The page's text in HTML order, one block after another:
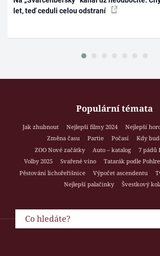
let, teď ceduli celou odstraní
Populární témata
Jak zhubnout Nejlepší filmy 2024 Nejlepší
Změna času
Partie Počasí
Kdy
ZOO Nové začátky
Auto – katalog
7 pádů
Volby 2025
Svařené víno Tatarák podle
Pěstování lichořeřišnice
Výpočet ascendentu
Nejlepší palačinky
Švestkový